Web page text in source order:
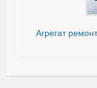
Агрегат